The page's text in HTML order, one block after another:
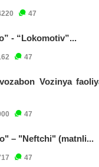
47
- “Lokomotiv”...
47
Vozinya
47
– "Neftchi" (matnli...
47